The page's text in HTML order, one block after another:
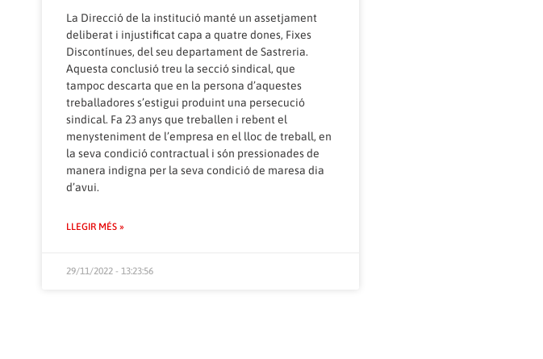
La Direcció de la institució manté un assetjament
deliberat i injustificat capa a quatre dones, Fixes
Discontínues, del seu departament de Sastreria.
Aquesta conclusió treu la secció sindical, que
tampoc descarta que en la persona d’aquestes
treballadores s’estigui produint una persecució
sindical. Fa 23 anys que treballen i rebent el
menysteniment de l’empresa en el lloc de treball, en
la seva condició contractual i són pressionades de
manera indigna per la seva condició de maresa dia
d’avui.
LLEGIR MÉS »
29/11/2022 - 13:23:56